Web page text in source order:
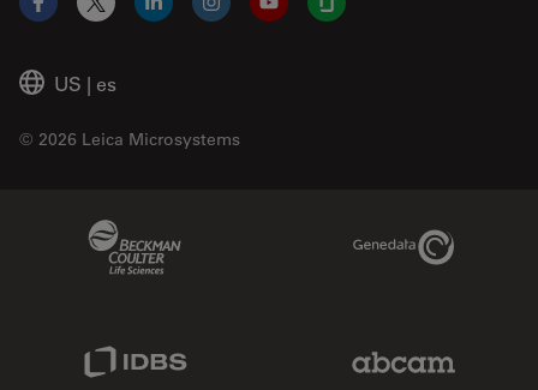
US | es
© 2026 Leica Microsystems
Facebook
X LinkedInInstagramYouTubeGlassdoor
Genedata Link